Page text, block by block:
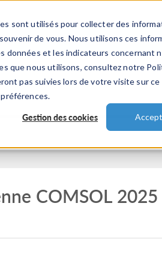
sont utilisés pour collecter des
de vous. Nous utilisons ces
données et les indicateurs concernant
que nous utilisons, consultez notre
pas suivies lors de votre visite sur
Gestion des cookies
INDUSTRIES
COMSOL